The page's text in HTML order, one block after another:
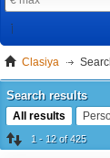
Clasiya
Search results
All results
1 - 12 of 425